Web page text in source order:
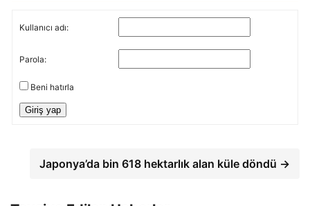
Kullanıcı adı:
Parola:
Beni hatırla
Giriş yap
Japonya’da bin 618 hektarlık alan küle döndü →